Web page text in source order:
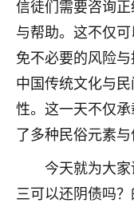
信徒们需要咨询
与帮助。这不仅
免不必要的风险
中国传统文化与
性。这一天不仅
了多种民俗元素与
今天就为大
三可以还阴债吗
家底快败光了
回事？
鹿森：你可
啊！
太阳当空赵
是我从找店
大环境不好
刚找老师做